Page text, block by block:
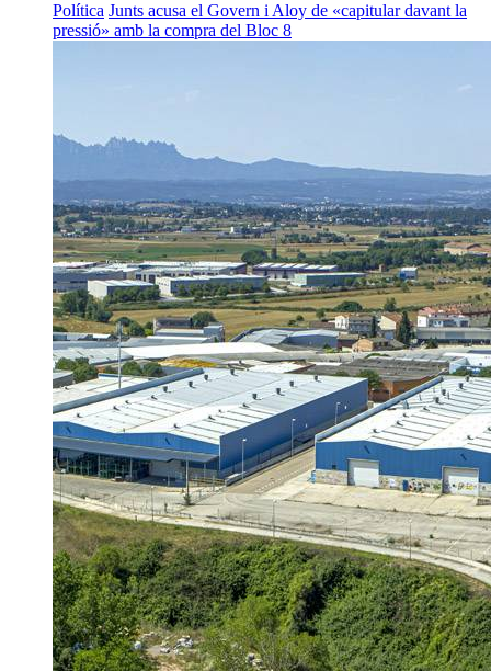
Política Junts acusa el Govern i Aloy de «capitular davant la
pressió» amb la compra del Bloc 8